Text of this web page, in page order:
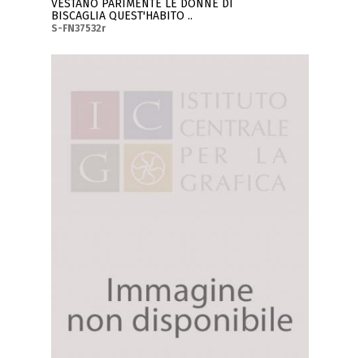
VESTANO PARIMENTE LE DONNE DI
BISCAGLIA QUEST'HABITO ..
S-FN37532r